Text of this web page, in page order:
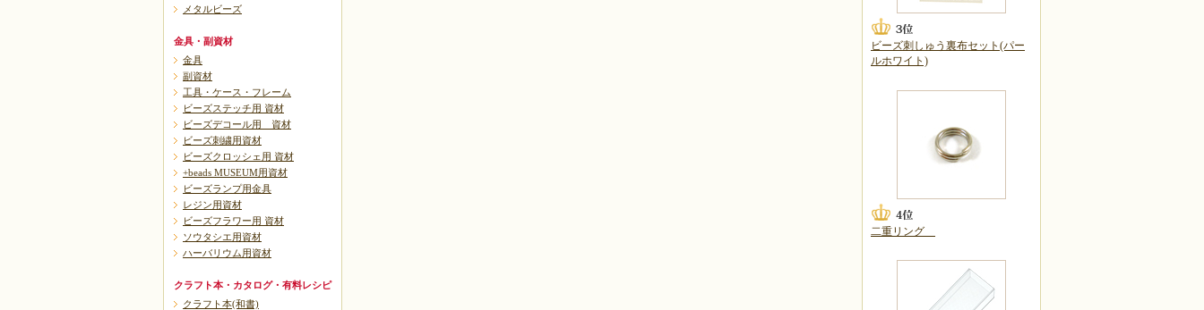
メタルビーズ
金具・副資材
金具
副資材
工具・ケース・フレーム
ビーズステッチ用 資材
ビーズデコール用 資材
ビーズ刺繍用資材
ビーズクロッシェ用 資材
+beads MUSEUM用資材
ビーズランプ用金具
レジン用資材
ビーズフラワー用 資材
ソウタシエ用資材
ハーバリウム用資材
クラフト本・カタログ・有料レシピ
クラフト本(和書)
ビーズ刺しゅう裏布セット(パー
ルホワイト)
二重リング